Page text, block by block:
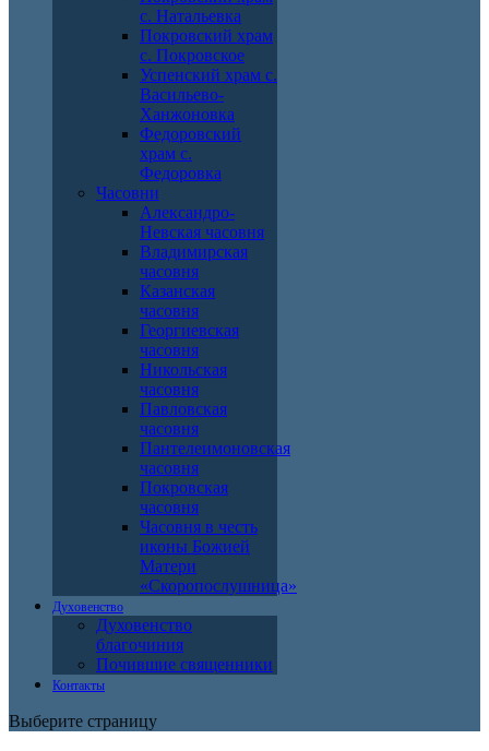
с. Натальевка
Покровский храм
с. Покровское
Успенский храм с.
Васильево-
Ханжоновка
Федоровский
храм с.
Федоровка
Часовни
Александро-
Невская часовня
Владимирская
часовня
Казанская
часовня
Георгиевская
часовня
Никольская
часовня
Павловская
часовня
Пантелеимоновская
часовня
Покровская
часовня
Часовня в честь
иконы Божией
Матери
«Скоропослушница»
Духовенство
Духовенство
благочиния
Почившие священники
Контакты
Выберите страницу